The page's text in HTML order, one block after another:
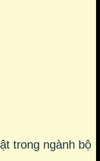
trong ngành bộ